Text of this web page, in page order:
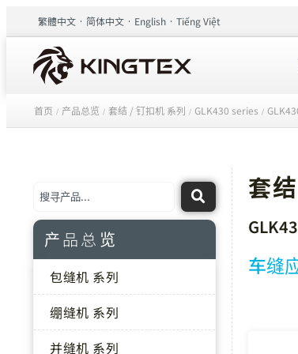
繁體中文 简体中文 English Tiếng Việt
首页 / 产品总览 / 套结 / 钉扣机 系列 / GLK430 series /
产品总览
包缝机 系列
绷缝机 系列
并缝机 系列
套
车缝